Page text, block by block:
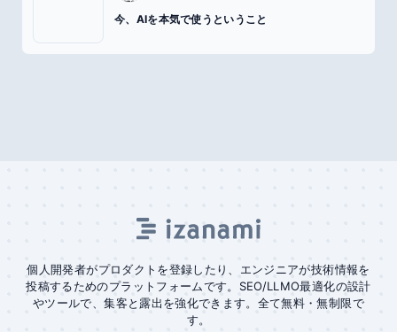
今、AIを本気で使うということ
個人開発者がプロダクトを登録したり、エンジニアが技術情報を
投稿するためのプラットフォームです。SEO/LLMO最適化の設計
やツールで、集客と露出を強化できます。全て無料・無制限で
す。